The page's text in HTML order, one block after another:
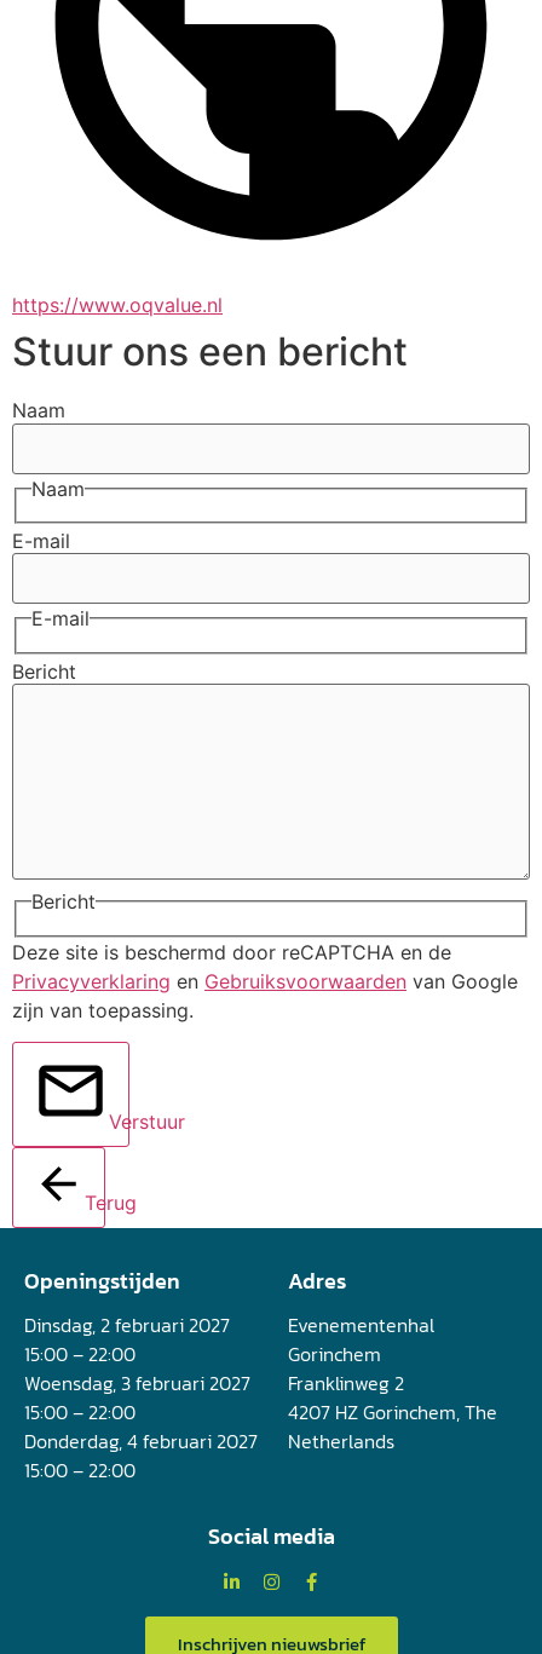
https://www.oqvalue.nl
Stuur ons een bericht
Naam
Naam
E-mail
E-mail
Bericht
Bericht
Deze site is beschermd door reCAPTCHA en de
Privacyverklaring en Gebruiksvoorwaarden van Google
zijn van toepassing.
Verstuur
Terug
Openingstijden
Dinsdag, 2 februari 2027
15:00 – 22:00
Woensdag, 3 februari 2027
15:00 – 22:00
Donderdag, 4 februari 2027
15:00 – 22:00
Adres
Evenementenhal
Gorinchem
Franklinweg 2
4207 HZ Gorinchem, The
Netherlands
Social media
Inschrijven nieuwsbrief